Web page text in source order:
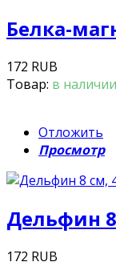
Белка-
172 RUB
Товар: в наличии
Отложить
Просмотр
Дельфин
172 RUB